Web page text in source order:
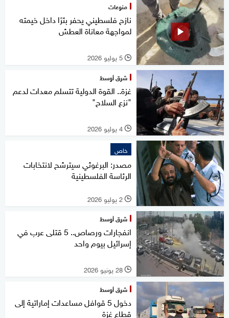
منوعات
نازح فلسطيني يحفر بئرًا داخل خيمته
لمواجهة معاناة العطش
l 5 يوليو 2026
شرق أوسط
غزة.. القوة الدولية تتسلم معدات لدعم
"نزع السلاح"
l 4 يوليو 2026
خاص
مصدر: البرغوثي سيترشح لانتخابات
الرئاسة الفلسطينية
l 2 يوليو 2026
شرق أوسط
انفجارات ورصاص.. 5 قتلى عرب في
إسرائيل بيوم واحد
l 28 يونيو 2026
شرق أوسط
دخول 5 قوافل مساعدات إماراتية إلى
قطاع غزة